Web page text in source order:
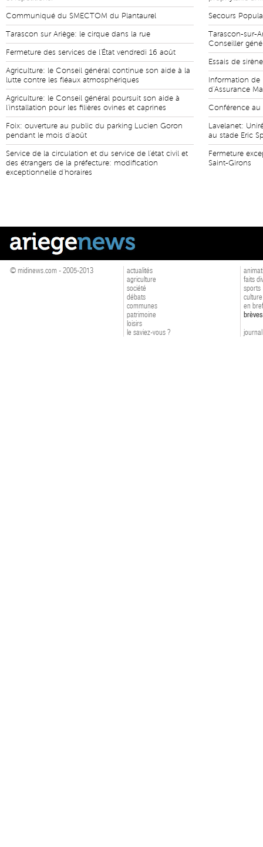
Communiqué du SMECTOM du Plantaurel
Tarascon sur Ariège: le cirque dans la rue
Fermeture des services de l'État vendredi 16 août
Agriculture: le Conseil général continue son aide à la
lutte contre les fléaux atmosphériques
Agriculture: le Conseil général poursuit son aide à
l'installation pour les filières ovines et caprines
Foix: ouverture au public du parking Lucien Goron
pendant le mois d'août
Service de la circulation et du service de l'état civil et
des étrangers de la préfecture: modification
exceptionnelle d'horaires
Secours
Tarascon-sur-
Conseiller
Essais de
Information de
d'Assurance
Conférence au
Lavelanet:
au stade Eric
Fermeture
Saint-Girons
© midinews.com - 2005-2013
actualités
agriculture
société
débats
communes
patrimoine
loisirs
le saviez-vous ?
faits
sports
culture
en bref
brèves